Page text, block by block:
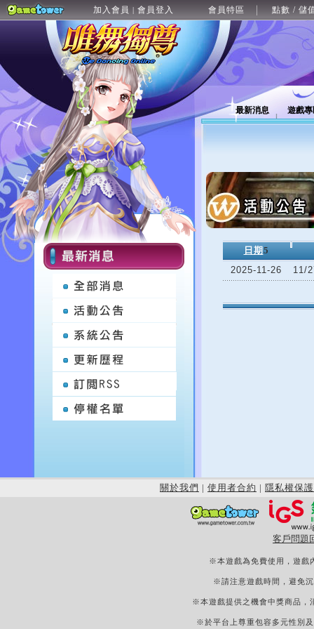
加入會員 | 會員登入 會員特區 點數 / 儲
最新消息 遊戲
日期 5
2025-11-26
11/
關於我們 | 使用者合約 | 隱私權保護
客戶問題
※本遊戲為免費使用，遊戲
※請注意遊戲時間，避免
※本遊戲提供之機會中獎商品，
※於平台上尊重包容多元性別